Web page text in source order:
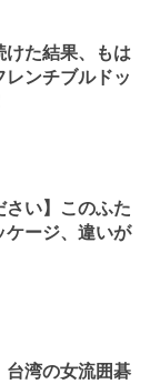
けた結果、もは
ンチブルドッ
さい】このふた
ケージ、違いが
台湾の女流囲碁